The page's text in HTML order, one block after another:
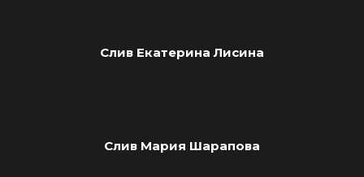
Слив Екатерина Лисина
Слив Мария Шарапова